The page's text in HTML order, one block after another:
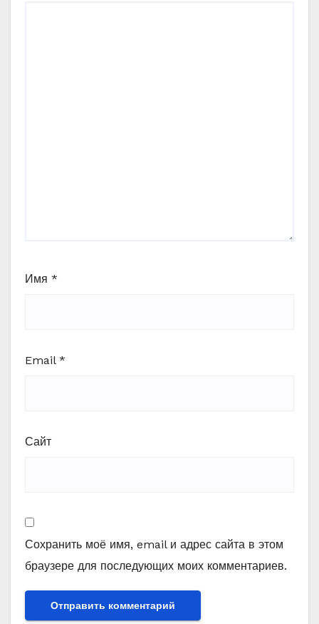
Имя *
Email *
Сайт
Сохранить моё имя, email и адрес сайта в этом
браузере для последующих моих комментариев.